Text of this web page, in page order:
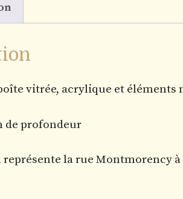
vitrée, acrylique et éléments
de profondeur
représente la rue Montmorency